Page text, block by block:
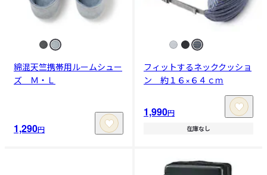
綿混天竺携帯用ルームシュー
ズ Ｍ・Ｌ
1,290円
フィットするネッククッショ
ン 約１６×６４ｃｍ
1,990円
在庫なし